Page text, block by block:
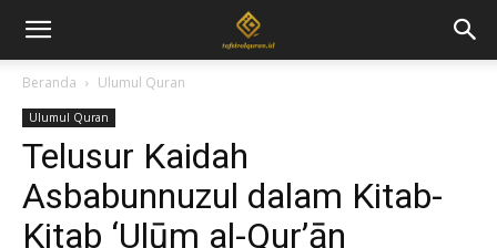
Beranda Ulumul Quran
Ulumul Quran
Telusur Kaidah
Asbabunnuzul dalam Kitab-
Kitab ‘Ulūm al-Qur’ān